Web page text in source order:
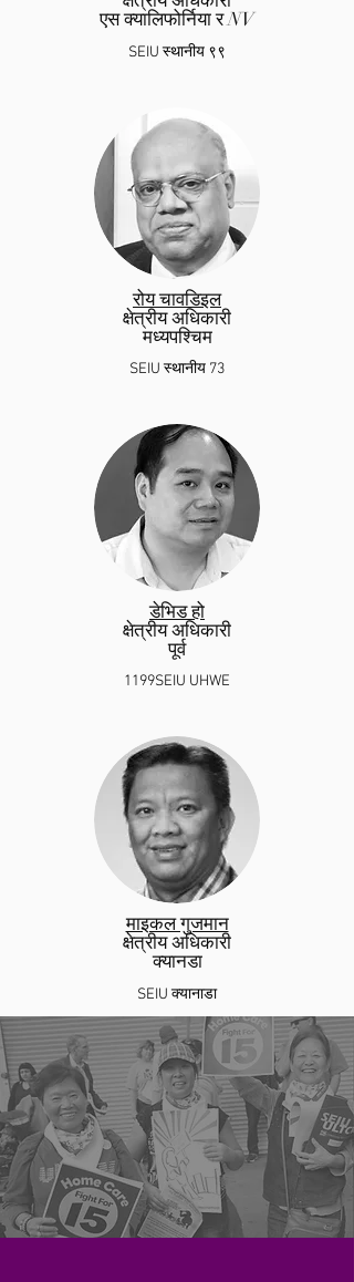
एस क्यालिफोर्निया र NV
SEIU स्थानीय ९९
रोय चावडिइल
क्षेत्रीय अधिकारी
मध्यपश्चिम
SEIU स्थानीय 73
डेभिड हो
क्षेत्रीय अधिकारी
पूर्व
1199SEIU UHWE
माइकल गुजमान
क्षेत्रीय अधिकारी
क्यानडा
SEIU क्यानाडा